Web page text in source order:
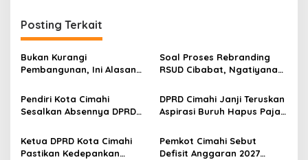
g
a
s
p
o
s
Posting Terkait
Bukan Kurangi
Pembangunan, Ini Alasan
Pengurangan Belanja
Daerah
Soal Proses Rebranding
RSUD Cibabat, Ngatiyana
Perlu Persetujuan DPRD
Pendiri Kota Cimahi
Sesalkan Absennya DPRD
Rebranding RSUD Cibabat
DPRD Cimahi Janji Teruskan
Aspirasi Buruh Hapus Pajak
dan DPR
Ketua DPRD Kota Cimahi
Pastikan Kedepankan
Pemkot Cimahi Sebut
Defisit Anggaran 2027